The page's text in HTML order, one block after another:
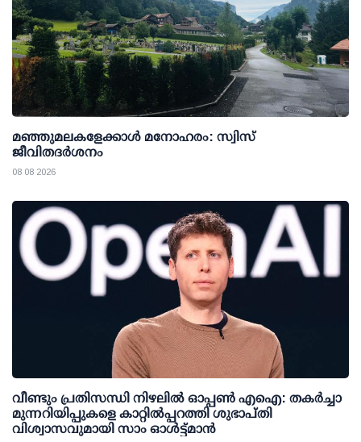
മഞ്ഞുമലകളേക്കാൾ മനോഹരം: സ്വിസ്
ജീവിതദർശനം
08 08 2026
വീണ്ടും പ്രതിസന്ധി നിഴലില്‍ ഓപ്പണ്‍ എഐ: തകര്‍ച്ചാ
മുന്നറിയിപ്പുകളെ കാറ്റില്‍പ്പറത്തി ശുഭാപ്തി
വിശ്വാസവുമായി സാം ഓള്‍ട്ട്മാന്‍